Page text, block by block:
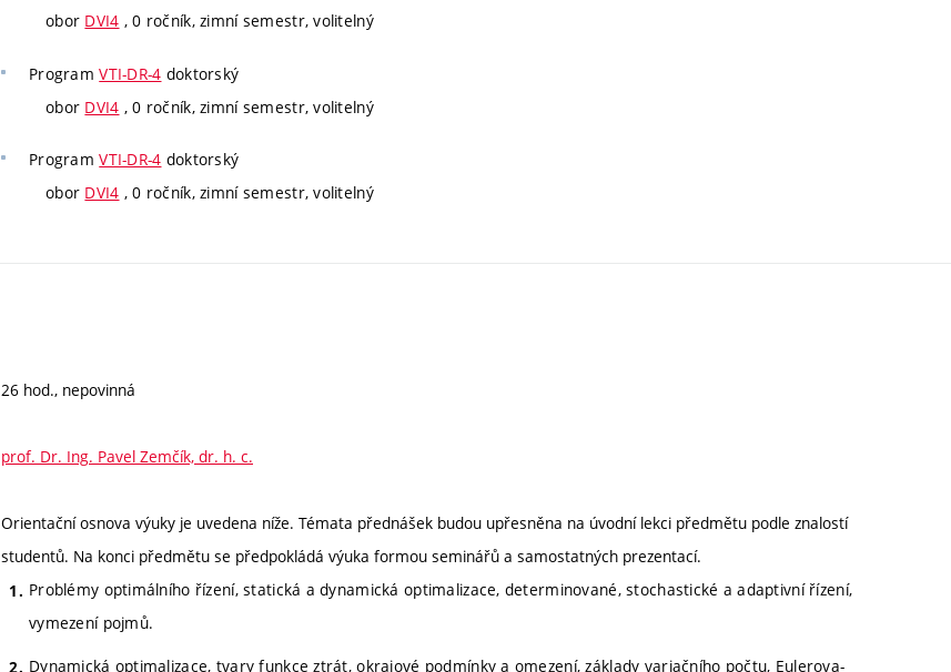
obor DVI4 , 0 ročník, zimní semestr, volitelný
ProgramVTI-DR-4 doktorský
obor DVI4 , 0 ročník, zimní semestr, volitelný
ProgramVTI-DR-4 doktorský
obor DVI4 , 0 ročník, zimní semestr, volitelný
26 hod., nepovinná
prof. Dr. Ing. Pavel Zemčík, dr. h. c.
Orientační osnova výuky je uvedena níže. Témata přednášek budou upřesněna na úvodní lekci předmětu podle znalostí
studentů. Na konci předmětu se předpokládá výuka formou seminářů a samostatných prezentací.
Problémy optimálního řízení, statická a dynamická optimalizace, determinované, stochastické a adaptivní řízení,
vymezení pojmů.
Dynamická optimalizace, tvary funkce ztrát, okrajové podmínky a omezení, základy variačního počtu, Eulerova-